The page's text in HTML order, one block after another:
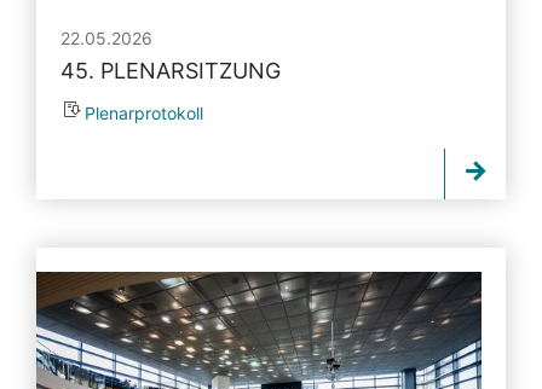
22.05.2026
45. PLENARSITZUNG
Plenarprotokoll